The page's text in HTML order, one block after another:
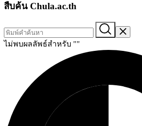
สืบค้น Chula.ac.th
ไม่พบผลลัพธ์สำหรับ ""